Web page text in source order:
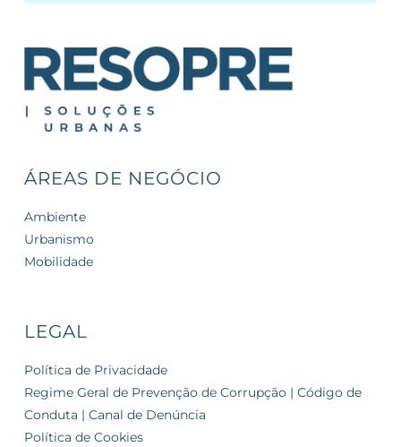
ÁREAS DE NEGÓCIO
Ambiente
Urbanismo
Mobilidade
LEGAL
Política de Privacidade
Regime Geral de Prevenção de Corrupção | Código de
Conduta | Canal de Denúncia
Política de Cookies